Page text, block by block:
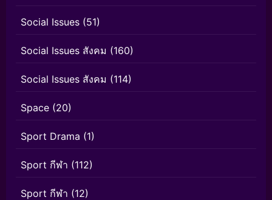
Social Issues (51)
Social Issues สังคม (160)
Social Issues สังคม (114)
Space (20)
Sport Drama (1)
Sport กีฬา (112)
Sport กีฬา (12)